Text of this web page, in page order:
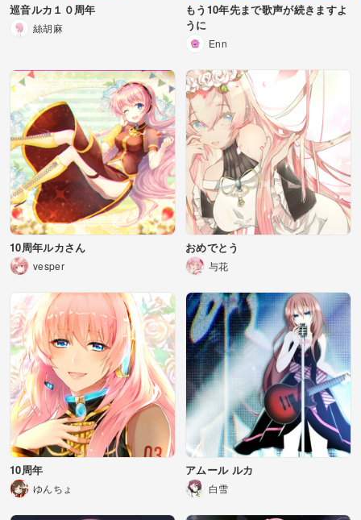
巡音ルカ１０周年
絲胡麻
もう10年先まで歌声が続きますよ
うに
Enn
10周年ルカさん
vesper
おめでとう
与花
10周年
ゆんちょ
アムール ルカ
白雪